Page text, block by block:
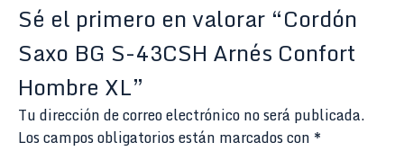
Sé el primero en valorar “Cordón
Saxo BG S-43CSH Arnés Confort
Hombre XL”
Tu dirección de correo electrónico no será publicada.
Los campos obligatorios están marcados con *